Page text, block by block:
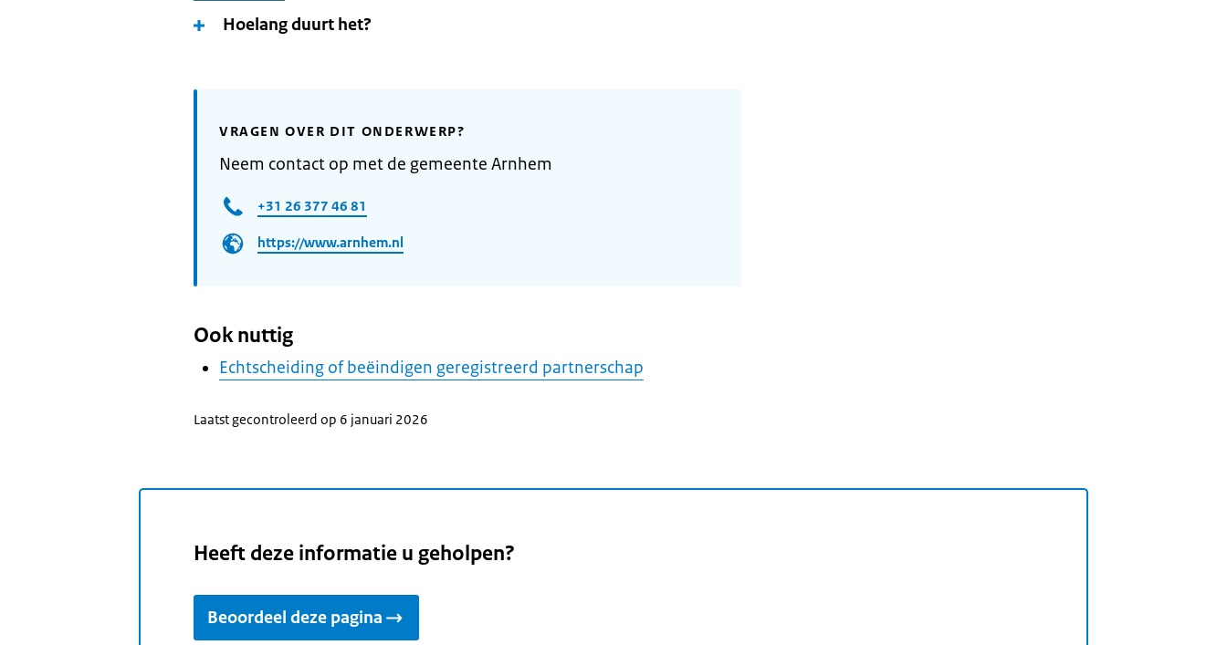
Hoelang duurt het?
VRAGEN OVER DIT ONDERWERP?
Neem contact op met de gemeente Arnhem
+31 26 377 46 81
https://www.arnhem.nl
Ook nuttig
Echtscheiding of beëindigen geregistreerd partnerschap
Laatst gecontroleerd op 6 januari 2026
Heeft deze informatie u geholpen?
Beoordeel deze pagina